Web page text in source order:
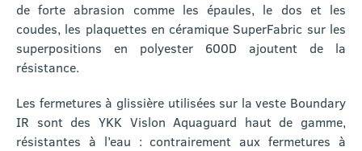
de forte abrasion comme les épaules, le dos et les
coudes, les plaquettes en céramique SuperFabric sur les
superpositions en polyester 600D ajoutent de la
résistance.
Les fermetures à glissière utilisées sur la veste Boundary
IR sont des YKK Vislon Aquaguard haut de gamme,
résistantes à l’eau : contrairement aux fermetures à